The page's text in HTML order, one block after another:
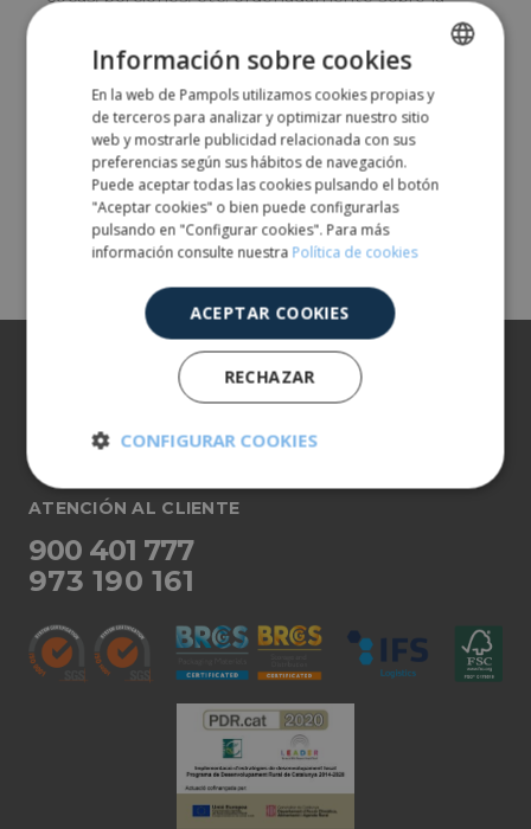
¿Para quién?
Muy comunes en el sector pastelería o catering
para canapés y miniraciones.
Comparte
Sobre nosotros
Nuestros productos
Más información
ATENCIÓN AL CLIENTE
900 401 777
973 190 161
SPANISH
ENGLISH
Información sobre cookies
En la web de Pampols utilizamos cookies propias y
de terceros para analizar y optimizar nuestro sitio
web y mostrarle publicidad relacionada con sus
preferencias según sus hábitos de navegación.
Puede aceptar todas las cookies pulsando el botón
"Aceptar cookies" o bien puede configurarlas
pulsando en "Configurar cookies". Para más
información consulte nuestra Política de cookies
ACEPTAR COOKIES
RECHAZAR
CONFIGURAR COOKIES
Cookies
estrictamente
Cookies de
Cookies de
preferencias
Cookies de
funcionalidad
Cookies no clasificadas